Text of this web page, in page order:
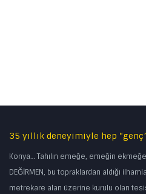
35 yıllık deneyimiyle hep
Konya… Tahılın emeğe, emeğin
DEĞİRMEN, bu topraklardan aldığı
metrekare alan üzerine kurulu olan